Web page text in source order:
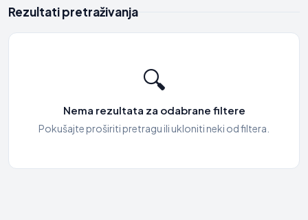
Rezultati pretraživanja
🔍
Nema rezultata za odabrane filtere
Pokušajte proširiti pretragu ili ukloniti neki od filtera.